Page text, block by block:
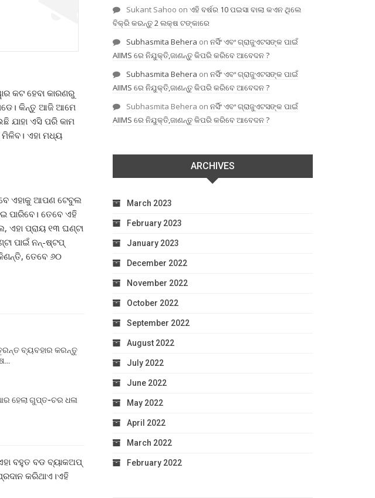
କଟ ହେବା କାରଣରୁ
କିନ୍ତୁ ଆଜି ଆମେ
ଯାହା ଏସି ପରି କାମ
ଏହା ମଧ୍ୟ
ଏହାକୁ ଆପଣ ଟେବୁଲ
ପାରିବେ। ତେବେ ଏହି
ଏହା ପ୍ରାୟ ୧୩ ଘଣ୍ଟା
ପାଇଁ ନନ୍-ଷ୍ଟପ୍
ତେବେ ୬୦
ବ୍ୟବହାର କରନ୍ତୁ
ହେଲା ଗୁପ୍ତ-ଚର ଧଳା
ବହୁତ ବଡ ବ୍ୟାକଅପ୍
କରିଥାଏ।ଏହି
Sukant Sahoo on ଏହି ବର୍ଷର 10 ପଇସା ବାଲା କଏନ ଥିଲେ
ବିକ୍ରି କରନ୍ତୁ 2 ଲକ୍ଷ ଟଙ୍କାରେ
Subhasmita Behera on ନର୍ସିଂ ଏବଂ ଗ୍ରାଜୁଏଟସଙ୍କ ପାଇଁ
AIIMS ରେ ନିଯୁକ୍ତି,ଜାଣନ୍ତୁ କିପରି କରିବେ ଆବେଦନ ?
Subhasmita Behera on ନର୍ସିଂ ଏବଂ ଗ୍ରାଜୁଏଟସଙ୍କ ପାଇଁ
AIIMS ରେ ନିଯୁକ୍ତି,ଜାଣନ୍ତୁ କିପରି କରିବେ ଆବେଦନ ?
Subhasmita Behera on ନର୍ସିଂ ଏବଂ ଗ୍ରାଜୁଏଟସଙ୍କ ପାଇଁ
AIIMS ରେ ନିଯୁକ୍ତି,ଜାଣନ୍ତୁ କିପରି କରିବେ ଆବେଦନ ?
ARCHIVES
March 2023
February 2023
January 2023
December 2022
November 2022
October 2022
September 2022
August 2022
July 2022
June 2022
May 2022
April 2022
March 2022
February 2022